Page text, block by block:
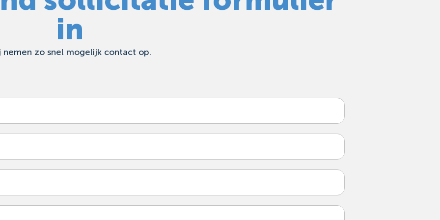
in
nemen zo snel mogelijk contact op.